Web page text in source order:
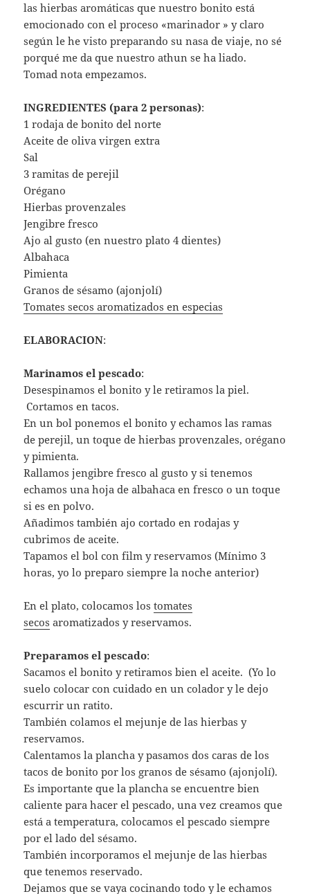
las hierbas aromáticas que nuestro bonito está
emocionado con el proceso «marinador » y claro
según le he visto preparando su nasa de viaje, no sé
porqué me da que nuestro athun se ha liado.
Tomad nota empezamos.
INGREDIENTES (para 2 personas):
1 rodaja de bonito del norte
Aceite de oliva virgen extra
Sal
3 ramitas de perejil
Orégano
Hierbas provenzales
Jengibre fresco
Ajo al gusto (en nuestro plato 4 dientes)
Albahaca
Pimienta
Granos de sésamo (ajonjolí)
Tomates secos aromatizados en especias
ELABORACION:
Marinamos el pescado:
Desespinamos el bonito y le retiramos la piel.
Cortamos en tacos.
En un bol ponemos el bonito y echamos las ramas
de perejil, un toque de hierbas provenzales, orégano
y pimienta.
Rallamos jengibre fresco al gusto y si tenemos
echamos una hoja de albahaca en fresco o un toque
si es en polvo.
Añadimos también ajo cortado en rodajas y
cubrimos de aceite.
Tapamos el bol con film y reservamos (Mínimo 3
horas, yo lo preparo siempre la noche anterior)
En el plato, colocamos lostomates
secos aromatizados y reservamos.
Preparamos el pescado:
Sacamos el bonito y retiramos bien el aceite. (Yo lo
suelo colocar con cuidado en un colador y le dejo
escurrir un ratito.
También colamos el mejunje de las hierbas y
reservamos.
Calentamos la plancha y pasamos dos caras de los
tacos de bonito por los granos de sésamo (ajonjolí).
Es importante que la plancha se encuentre bien
caliente para hacer el pescado, una vez creamos que
está a temperatura, colocamos el pescado siempre
por el lado del sésamo.
También incorporamos el mejunje de las hierbas
que tenemos reservado.
Dejamos que se vaya cocinando todo y le echamos